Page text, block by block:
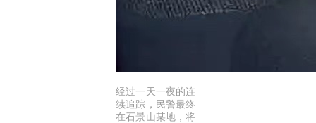
经过一天一夜的连
续追踪，民警最终
在石景山某地，将